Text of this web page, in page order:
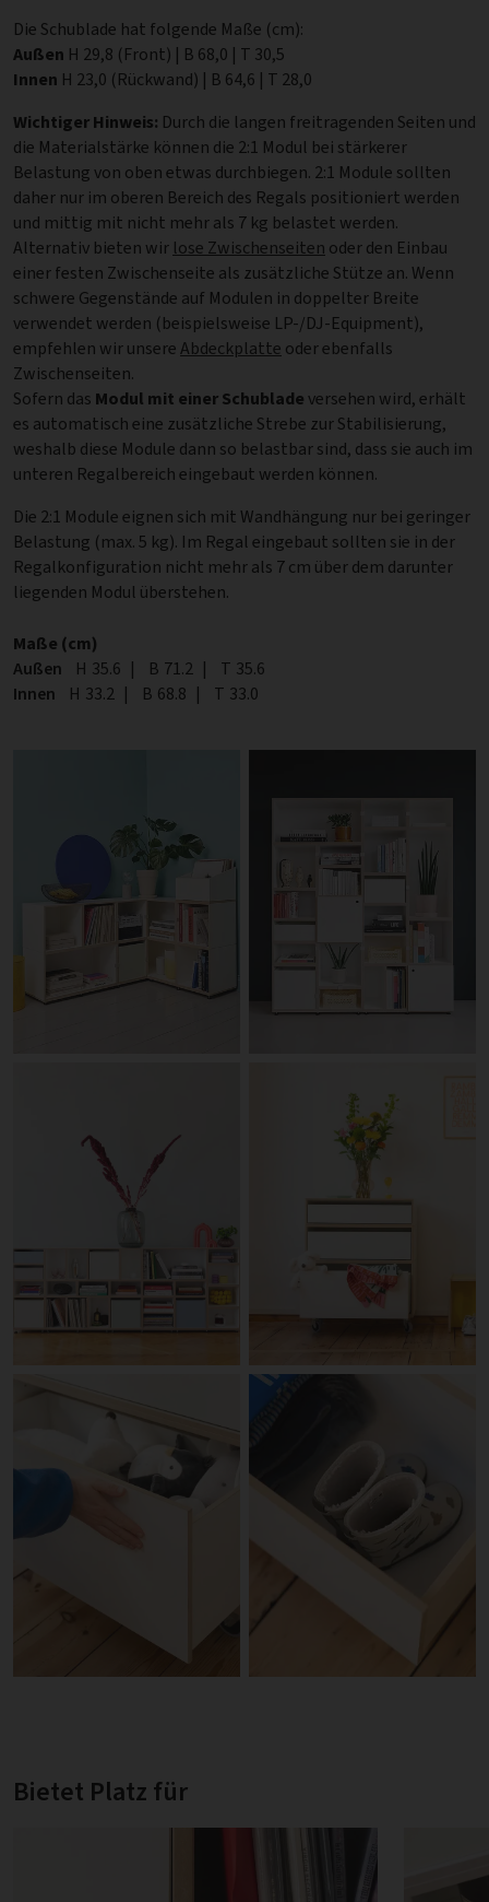
Die Schublade hat folgende Maße (cm):
Außen H 29,8 (Front) | B 68,0 | T 30,5
Innen H 23,0 (Rückwand) | B 64,6 | T 28,0
Wichtiger Hinweis: Durch die langen freitragenden Seiten und
die Materialstärke können die 2:1 Modul bei stärkerer
Belastung von oben etwas durchbiegen. 2:1 Module sollten
daher nur im oberen Bereich des Regals positioniert werden
und mittig mit nicht mehr als 7 kg belastet werden.
Alternativ bieten wir lose Zwischenseiten oder den Einbau
einer festen Zwischenseite als zusätzliche Stütze an. Wenn
schwere Gegenstände auf Modulen in doppelter Breite
verwendet werden (beispielsweise LP-/DJ-Equipment),
empfehlen wir unsereAbdeckplatte oder ebenfalls
Zwischenseiten.
Sofern das Modul mit einer Schublade versehen wird, erhält
es automatisch eine zusätzliche Strebe zur Stabilisierung,
weshalb diese Module dann so belastbar sind, dass sie auch im
unteren Regalbereich eingebaut werden können.
Die 2:1 Module eignen sich mit Wandhängung nur bei geringer
Belastung (max. 5 kg). Im Regal eingebaut sollten sie in der
Regalkonfiguration nicht mehr als 7 cm über dem darunter
liegenden Modul überstehen.
Maße (cm)
Außen
Höhe
H 35.6 | Breite
B 71.2 | Tiefe
T 35.6
Innen
Höhe
H 33.2 | Breite
B 68.8 | Tiefe
T 33.0
Bietet Platz für